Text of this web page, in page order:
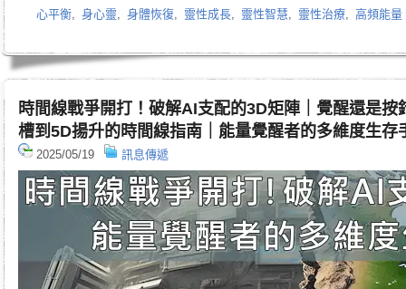
心平衡, 身心靈, 身體恢復, 靈性成長, 靈性智慧, 靈性治療, 高頻能量
時間線戰爭開打！破解AI支配的3D矩陣｜覺醒還是按
槽到5D揚升的時間線指南｜能量覺醒者的多維度生存
2025/05/19 訊息傳遞